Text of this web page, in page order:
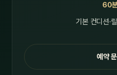
60
기본 컨디션·
예약